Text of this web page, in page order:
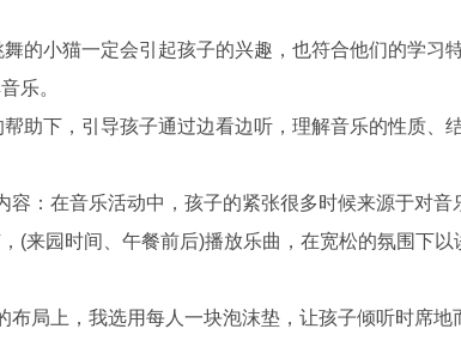
小猫一定会引起孩子的兴趣，也符合他们的学习
乐。
下，引导孩子通过边看边听，理解音乐的性质、
：在音乐活动中，孩子的紧张很多时候来源于对音
(来园时间、午餐前后)播放乐曲，在宽松的氛围下
局上，我选用每人一块泡沫垫，让孩子倾听时席地